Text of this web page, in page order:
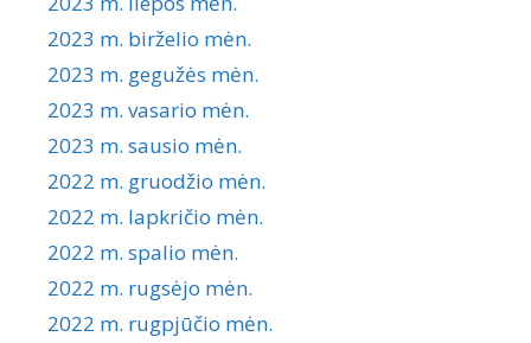
2023 m. birželio mėn.
2023 m. gegužės mėn.
2023 m. vasario mėn.
2023 m. sausio mėn.
2022 m. gruodžio mėn.
2022 m. lapkričio mėn.
2022 m. spalio mėn.
2022 m. rugsėjo mėn.
2022 m. rugpjūčio mėn.